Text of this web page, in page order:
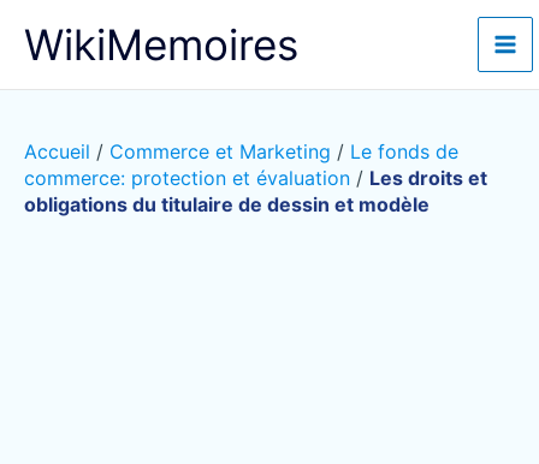
WikiMemoires
Accueil / Commerce et Marketing / Le fonds de
commerce: protection et évaluation / Les droits et
obligations du titulaire de dessin et modèle